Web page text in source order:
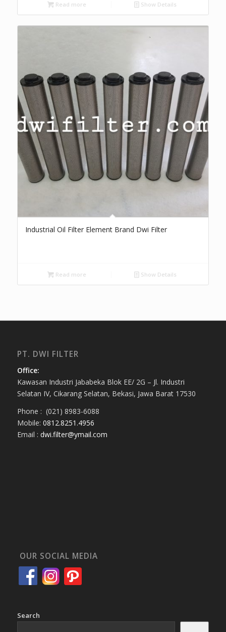
Read more Show Details
Industrial Oil Filter Element Brand Dwi Filter
Read more Show Details
PT. DWI FILTER
Office:
Kawasan Industri Jababeka Blok EE/ 2G – Jl. Industri
Selatan IV, Cikarang Selatan, Bekasi, Jawa Barat 17530
Phone : (021) 8983-6088
Mobile: 0812.8251.4956
Email : dwi.filter@ymail.com
OUR SOCIAL MEDIA
Search